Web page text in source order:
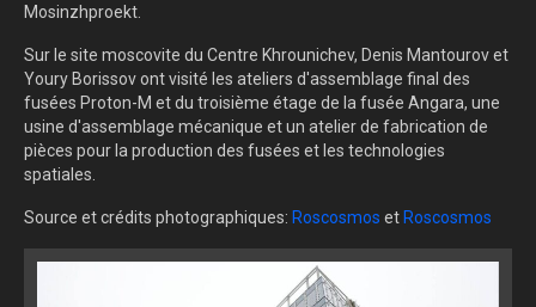
Mosinzhproekt.
Sur le site moscovite du Centre Khrounichev, Denis Mantourov et
Youry Borissov ont visité les ateliers d'assemblage final des
fusées Proton-M et du troisième étage de la fusée Angara, une
usine d'assemblage mécanique et un atelier de fabrication de
pièces pour la production des fusées et les technologies
spatiales.
Source et crédits photographiques: Roscosmos et Roscosmos